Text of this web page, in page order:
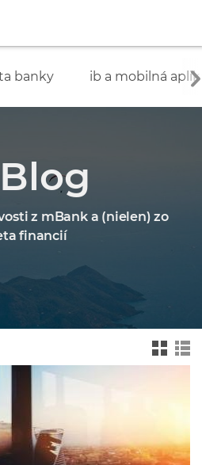
banky ib a mobilná
z mBank a (nielen) zo
financií
widok drz
ewa
felkowy